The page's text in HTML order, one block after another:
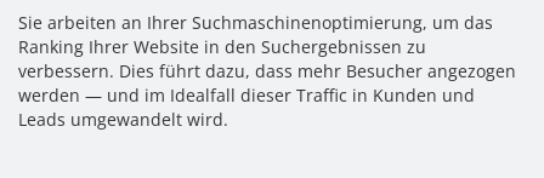
Sie arbeiten an Ihrer Suchmaschinenoptimierung, um das
Ranking Ihrer Website in den Suchergebnissen zu
verbessern. Dies führt dazu, dass mehr Besucher angezogen
werden — und im Idealfall dieser Traffic in Kunden und
Leads umgewandelt wird.